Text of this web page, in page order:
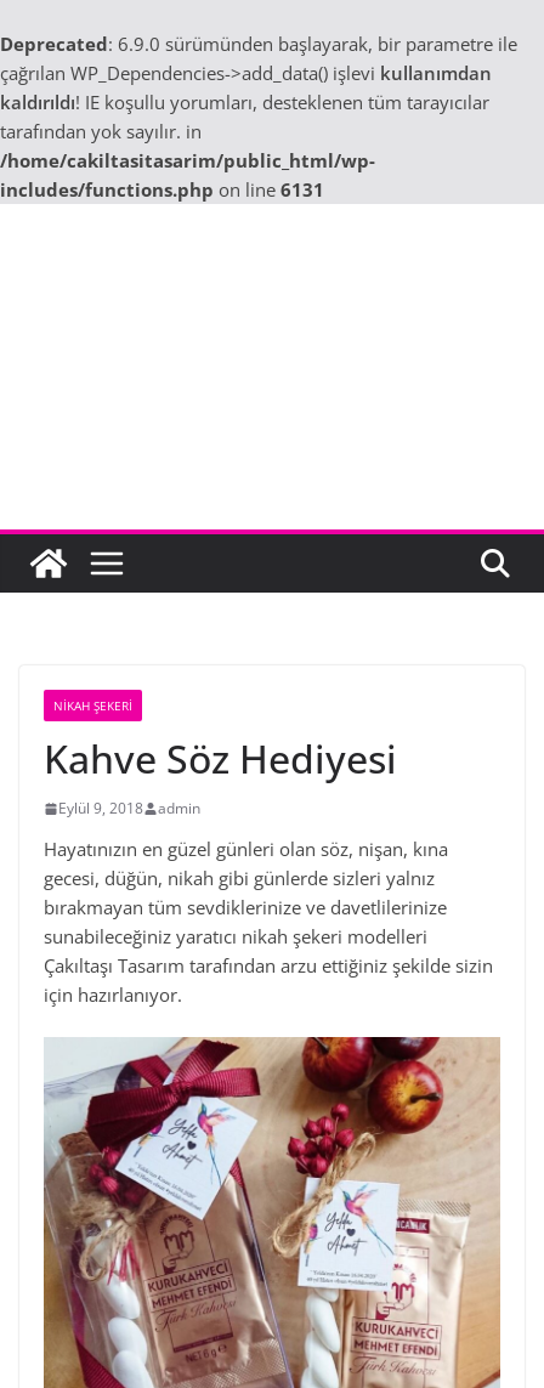
Deprecated: 6.9.0 sürümünden başlayarak, bir parametre ile
çağrılan WP_Dependencies->add_data() işlevi kullanımdan
kaldırıldı! IE koşullu yorumları, desteklenen tüm tarayıcılar
tarafından yok sayılır. in
/home/cakiltasitasarim/public_html/wp-
includes/functions.php on line 6131
NIKAH ŞEKERI
Kahve Söz Hediyesi
Eylül 9, 2018 admin
Hayatınızın en güzel günleri olan söz, nişan, kına
gecesi, düğün, nikah gibi günlerde sizleri yalnız
bırakmayan tüm sevdiklerinize ve davetlilerinize
sunabileceğiniz yaratıcı nikah şekeri modelleri
Çakıltaşı Tasarım tarafından arzu ettiğiniz şekilde sizin
için hazırlanıyor.